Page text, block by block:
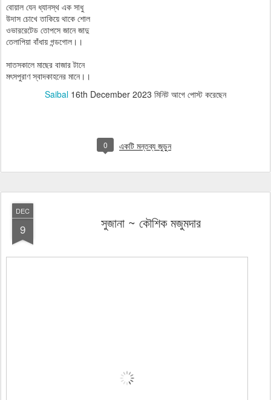
বোয়াল যেন ধ্যানস্থ এক সাধু
উদাস চোখে তাকিয়ে থাকে শোল
ওভাররেটেড তোপসে জানে জাদু
তেলাপিয়া বাঁধায় গন্ডগোল।।
সাতসকালে মাছের বাজার টানে
মৎসপুরাণ স্বাদকাহনের মানে।।
Saibal 16th December 2023 মিনিট আগে পোস্ট করেছেন
0 একটি মন্তব্য জুড়ুন
DEC
9 সুজানা ~ কৌশিক মজুমদার